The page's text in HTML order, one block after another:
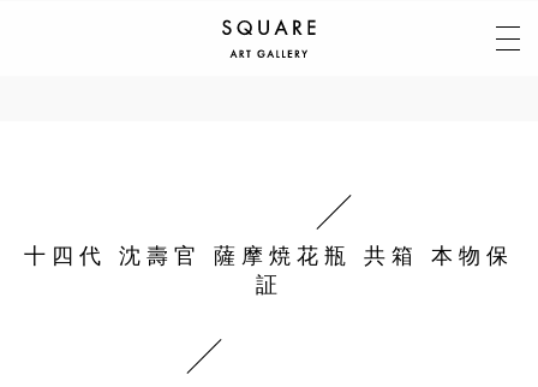
十四代 沈壽官 薩摩焼花瓶 共箱 本物保
証